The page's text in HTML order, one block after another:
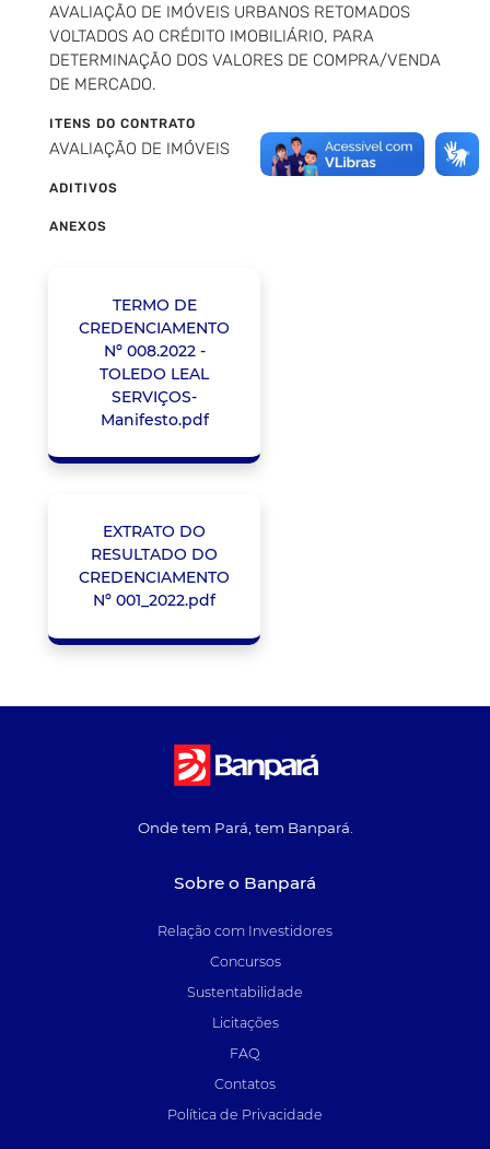
AVALIAÇÃO DE IMÓVEIS URBANOS RETOMADOS
VOLTADOS AO CRÉDITO IMOBILIÁRIO, PARA
DETERMINAÇÃO DOS VALORES DE COMPRA/VENDA
DE MERCADO.
ITENS DO CONTRATO
AVALIAÇÃO DE IMÓVEIS
ADITIVOS
ANEXOS
TERMO DE
CREDENCIAMENTO
Nº 008.2022 -
TOLEDO LEAL
SERVIÇOS-
Manifesto.pdf
EXTRATO DO
RESULTADO DO
CREDENCIAMENTO
Nº 001_2022.pdf
Onde tem Pará, tem Banpará.
Sobre o Banpará
Relação com Investidores
Concursos
Sustentabilidade
Licitações
FAQ
Contatos
Política de Privacidade